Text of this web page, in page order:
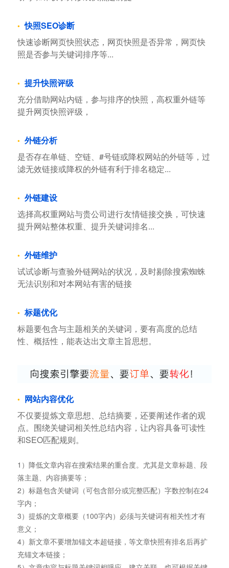
快照SEO诊断
快速诊断网页快照状态，网页快照是否异常，网页快
照是否参与关键词排序等...
提升快照评级
充分借助网站内链，参与排序的快照，高权重外链等
提升网页快照评级，
外链分析
是否存在单链、空链、#号链或降权网站的外链等，过
滤无效链接或降权的外链有利于排名稳定...
外链建设
选择高权重网站与贵公司进行友情链接交换，可快速
提升网站整体权重、提升关键词排名...
外链维护
试试诊断与查验外链网站的状况，及时剔除搜索蜘蛛
无法识别和对本网站有害的链接
标题优化
标题要包含与主题相关的关键词，要有高度的总结
性、概括性，能表达出文章主旨思想。
网站内容优化
不仅要提炼文章思想、总结摘要，还要阐述作者的观
点。围绕关键词相关性总结内容，让内容具备可读性
和SEO匹配规则。
1）降低文章内容在搜索结果的重合度。尤其是文章标题、段
落主题、内容摘要等；
2）标题包含关键词（可包含部分或完整匹配）字数控制在24
字内；
3）提炼的文章概要（100字内）必须与关键词有相关性才有
意义；
4）新文章不要增加锚文本超链接，等文章快照有排名后再扩
充锚文本链接；